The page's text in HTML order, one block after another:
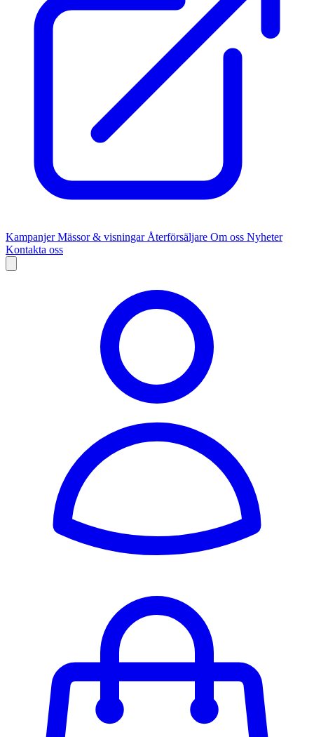
KampanjerMässor & visningar Återförsäljare Om oss Nyheter
Kontakta oss